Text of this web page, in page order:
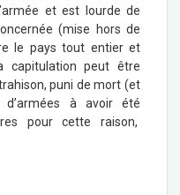
et est lourde de
(mise hors de
le pays tout entier et
peut être
puni de mort (et
à avoir été
pour cette raison,